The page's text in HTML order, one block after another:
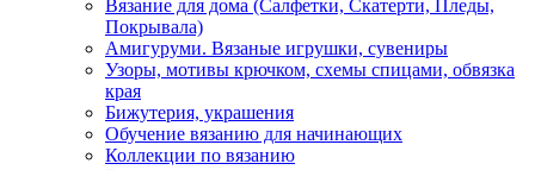
Вязание для дома (Салфетки, Скатерти, Пледы,
Покрывала)
Амигуруми. Вязаные игрушки, сувениры
Узоры, мотивы крючком, схемы спицами, обвязка
края
Бижутерия, украшения
Обучение вязанию для начинающих
Коллекции по вязанию